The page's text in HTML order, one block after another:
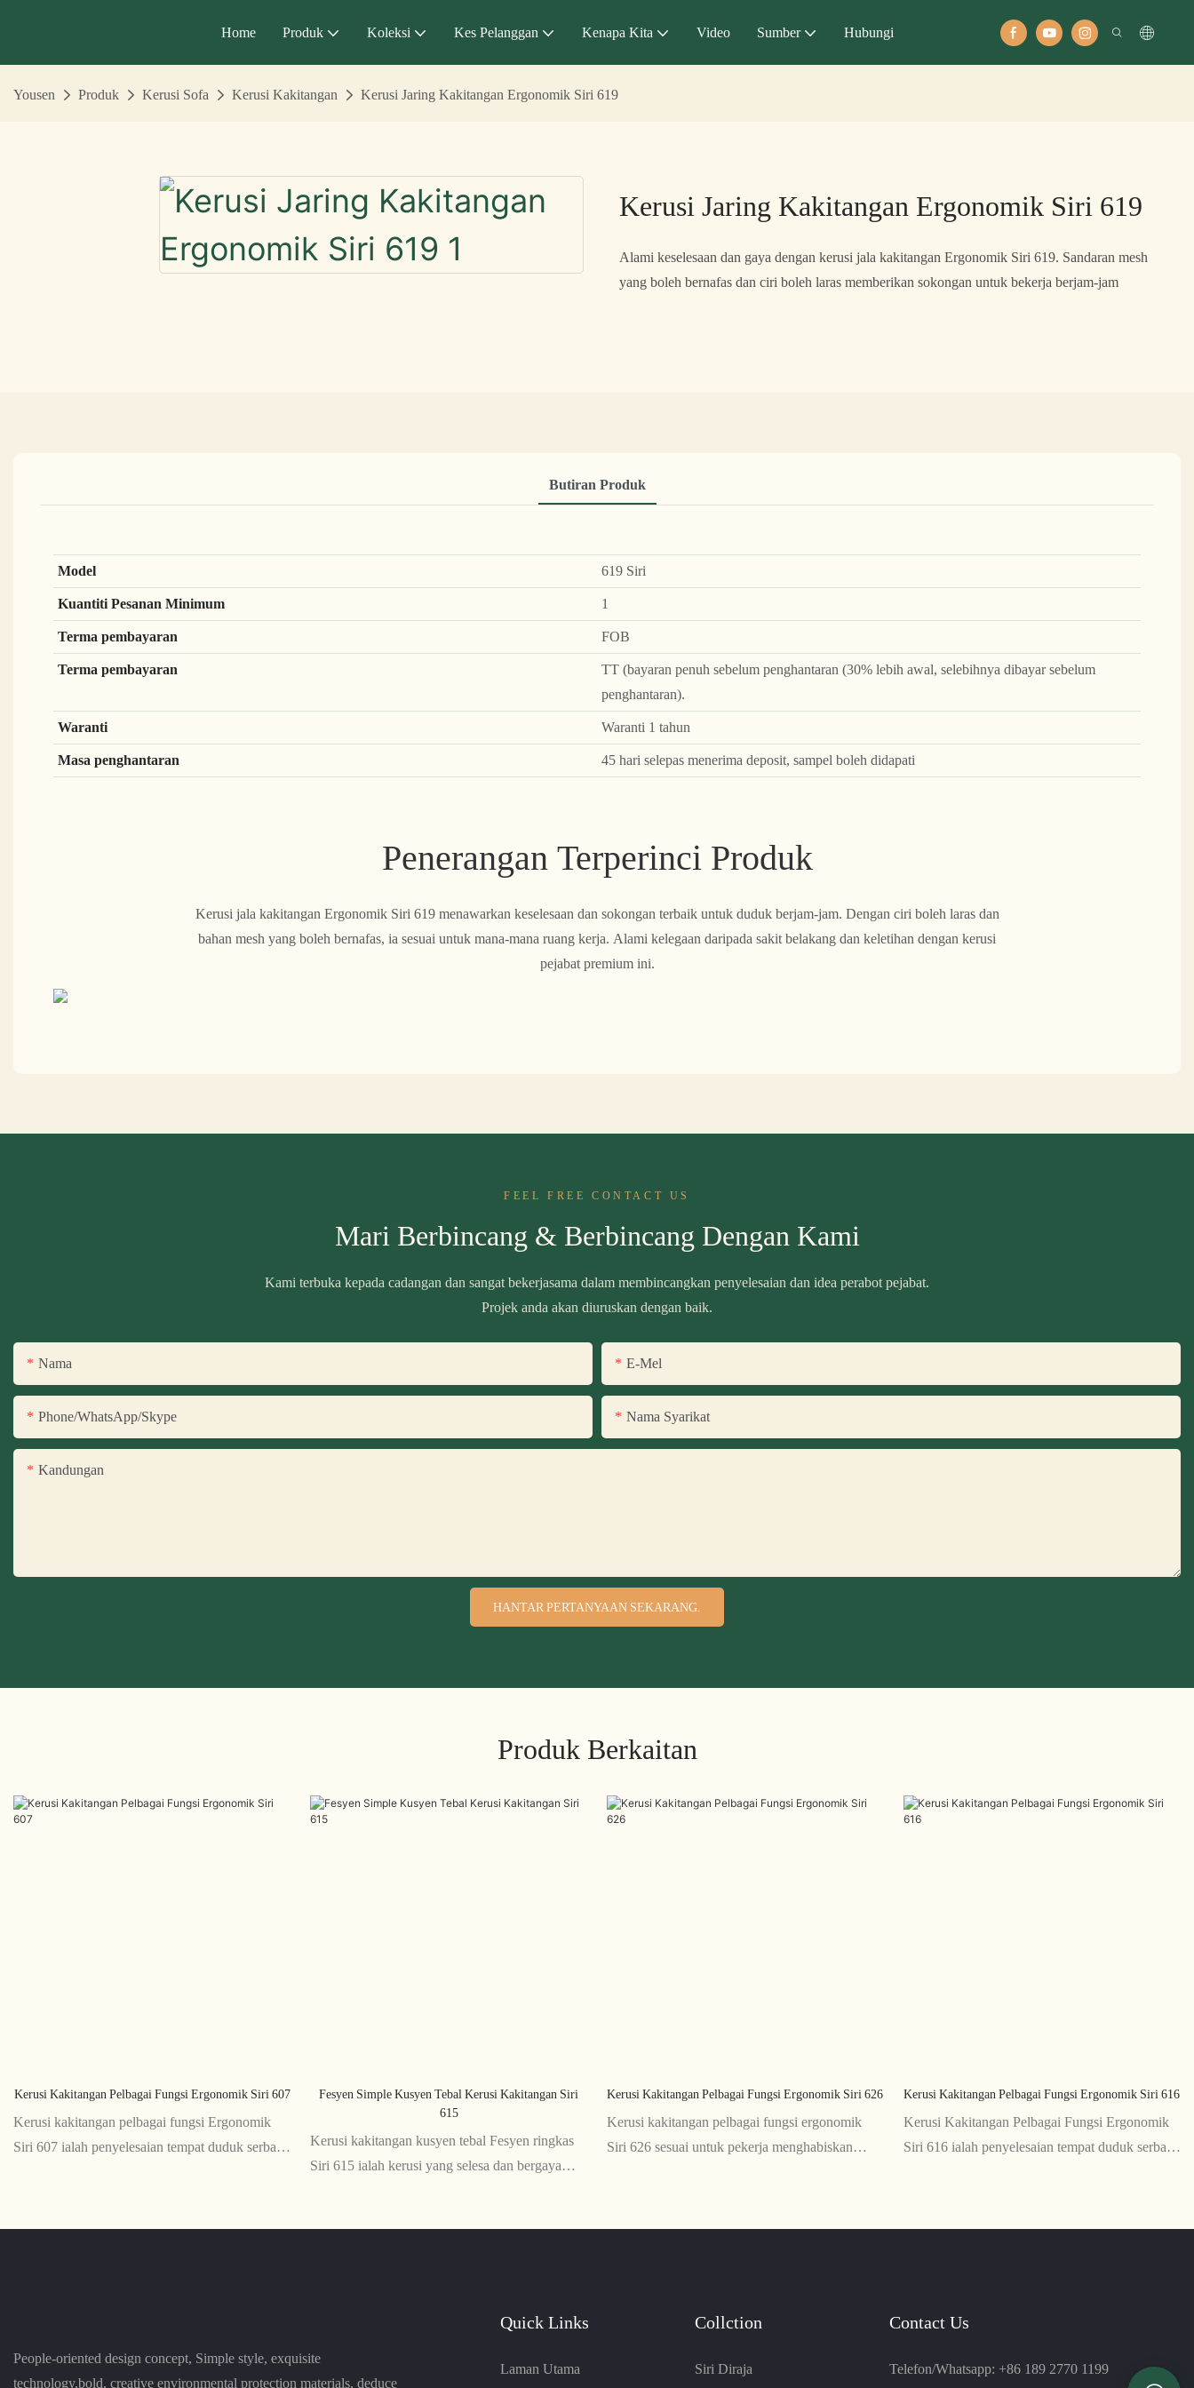
Home Produk Koleksi Kes Pelanggan Kenapa Kita Video Sumber Hubungi
Yousen Produk Kerusi Sofa Kerusi Kakitangan Kerusi Jaring Kakitangan Ergonomik Siri 619
Kerusi Jaring Kakitangan Ergonomik Siri 619
Alami keselesaan dan gaya dengan kerusi jala kakitangan Ergonomik Siri 619. Sandaran mesh
yang boleh bernafas dan ciri boleh laras memberikan sokongan untuk bekerja berjam-jam
Butiran Produk
Model
619 Siri
Kuantiti Pesanan Minimum
1
Terma pembayaran
FOB
Terma pembayaran
TT (bayaran penuh sebelum penghantaran (30% lebih awal, selebihnya dibayar sebelum
penghantaran).
Waranti
Waranti 1 tahun
Masa penghantaran
45 hari selepas menerima deposit, sampel boleh didapati
Penerangan Terperinci Produk
Kerusi jala kakitangan Ergonomik Siri 619 menawarkan keselesaan dan sokongan terbaik untuk duduk berjam-jam. Dengan ciri boleh laras dan
bahan mesh yang boleh bernafas, ia sesuai untuk mana-mana ruang kerja. Alami kelegaan daripada sakit belakang dan keletihan dengan kerusi
pejabat premium ini.
FEEL FREE CONTACT US
Mari Berbincang & Berbincang Dengan Kami
Kami terbuka kepada cadangan dan sangat bekerjasama dalam membincangkan penyelesaian dan idea perabot pejabat.
Projek anda akan diuruskan dengan baik.
Nama E-Mel
Phone/WhatsApp/Skype Nama Syarikat
Kandungan
HANTAR PERTANYAAN SEKARANG.
Produk Berkaitan
Kerusi Kakitangan Pelbagai Fungsi Ergonomik Siri 607
Kerusi kakitangan pelbagai fungsi Ergonomik
Siri 607 ialah penyelesaian tempat duduk serba
Fesyen Simple Kusyen Tebal Kerusi Kakitangan Siri
615
Kerusi kakitangan kusyen tebal Fesyen ringkas
Siri 615 ialah kerusi yang selesa dan bergaya
Kerusi Kakitangan Pelbagai Fungsi Ergonomik Siri 626
Kerusi kakitangan pelbagai fungsi ergonomik
Siri 626 sesuai untuk pekerja menghabiskan
Kerusi Kakitangan Pelbagai Fungsi Ergonomik Siri 616
Kerusi Kakitangan Pelbagai Fungsi Ergonomik
Siri 616 ialah penyelesaian tempat duduk serba
People-oriented design concept, Simple style, exquisite
technology,bold, creative environmental protection materials, deduce
Quick Links
Laman Utama
Collction
Siri Diraja
Contact Us
Telefon/Whatsapp: +86 189 2770 1199